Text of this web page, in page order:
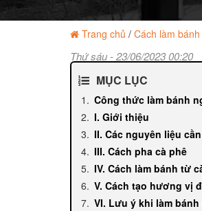
Trang chủ / Cách làm
Thứ sáu - 23/06/2023 00:20
MỤC LỤC
Công thức làm bánh
I. Giới thiệu
II. Các nguyên liệu
III. Cách pha cà phê
IV. Cách làm bánh từ
V. Cách tạo hương vị
VI. Lưu ý khi làm